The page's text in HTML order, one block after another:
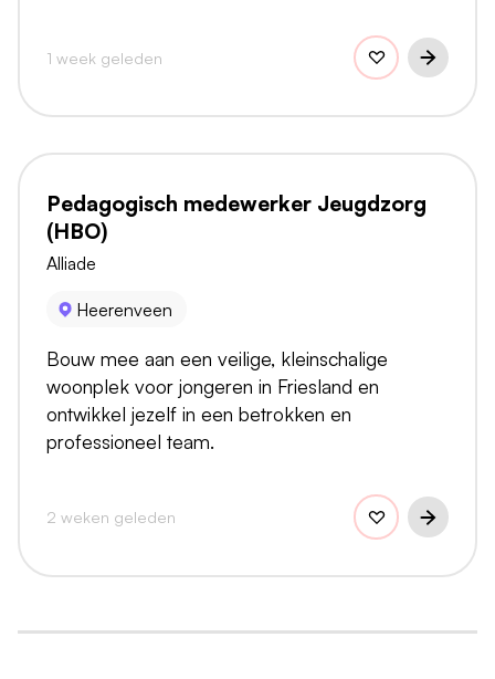
1 week geleden
Pedagogisch medewerker Jeugdzorg
(HBO)
Alliade
Heerenveen
Bouw mee aan een veilige, kleinschalige
woonplek voor jongeren in Friesland en
ontwikkel jezelf in een betrokken en
professioneel team.
2 weken geleden